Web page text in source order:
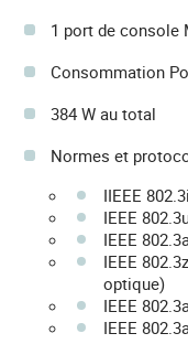
1 port de console
Consommation
384 W au total
Normes et
IIEEE
IEEE
IEEE
IEEE
optique)
IEEE
IEEE